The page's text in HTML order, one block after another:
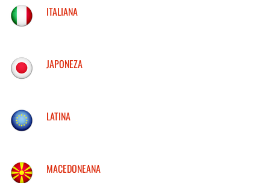
ITALIANA
JAPONEZA
LATINA
MACEDONEANA